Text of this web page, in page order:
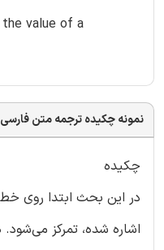
value of a
نمونه چکیده ترجمه متن فارسی
چکیده
در این بحث ابتدا روی
اشاره شده، تمرکز